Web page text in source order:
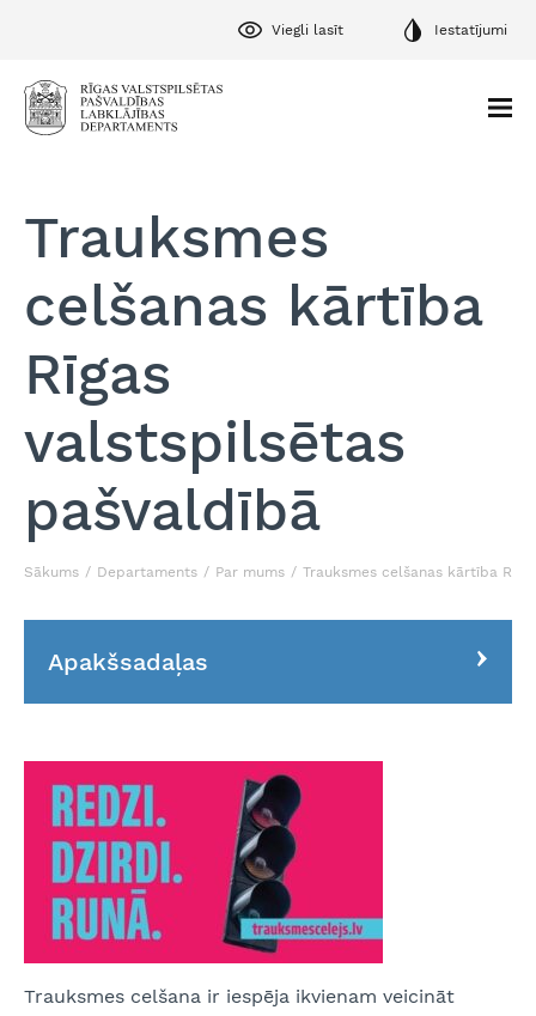
Viegli lasīt Iestatījumi
Trauksmes
celšanas kārtība
Rīgas
valstspilsētas
pašvaldībā
Sākums Departaments Par mums Trauksmes celšanas kārtība
Apakšsadaļas
Trauksmes celšana ir iespēja ikvienam veicināt